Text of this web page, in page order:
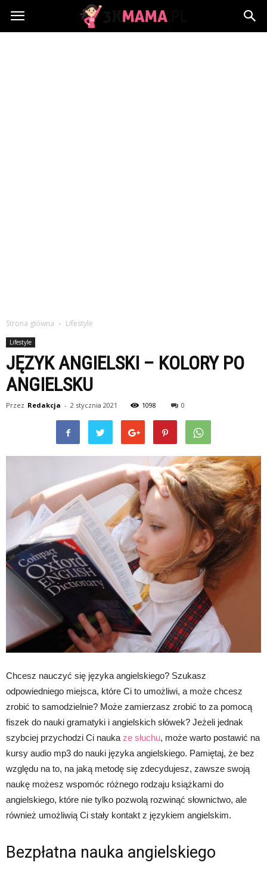
3xMama.pl
Strona główna Lifestyle
Lifestyle
JĘZYK ANGIELSKI – KOLORY PO
ANGIELSKU
Przez Redakcja - 2 stycznia 2021 1098 0
Chcesz nauczyć się języka angielskiego? Szukasz
odpowiedniego miejsca, które Ci to umożliwi, a może chcesz
zrobić to samodzielnie? Może zamierzasz zrobić to za pomocą
fiszek do nauki gramatyki i angielskich słówek? Jeżeli jednak
szybciej przychodzi Ci nauka ze słuchu, może warto postawić na
kursy audio mp3 do nauki języka angielskiego. Pamiętaj, że bez
względu na to, na jaką metodę się zdecydujesz, zawsze swoją
naukę możesz wspomóc różnego rodzaju książkami do
angielskiego, które nie tylko pozwolą rozwinąć słownictwo, ale
również umożliwią Ci stały kontakt z językiem angielskim.
Bezpłatna nauka angielskiego